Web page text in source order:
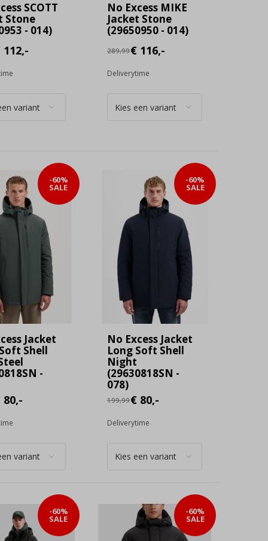
SCOTT
Stone
- 014)
No Excess MIKE
Jacket Stone
(29650950 - 014)
289,99€ 116,-
Deliverytime
Jacket
Shell
-
-60%
SALE
No Excess Jacket
Long Soft Shell
Night
(29630818SN -
078)
-60%
SALE
199,99€ 80,-
Deliverytime
-60%
SALE
-60%
SALE